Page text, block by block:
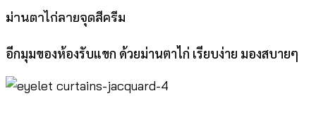
ม่านตาไก่ลายจุดสีครีม
อีกมุมของห้องรับแขก ด้วยม่านตาไก่ เรียบง่าย มองสบายๆ